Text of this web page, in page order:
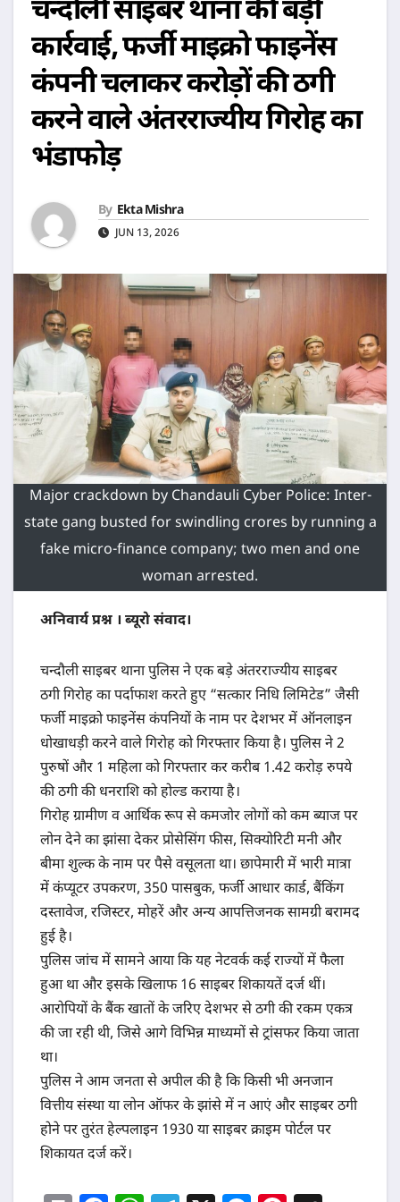
चन्दौली साइबर थाना की बड़ी
कार्रवाई, फर्जी माइक्रो फाइनेंस
कंपनी चलाकर करोड़ों की ठगी
करने वाले अंतरराज्यीय गिरोह का
भंडाफोड़
By Ekta Mishra
JUN 13, 2026
Major crackdown by Chandauli Cyber ​​Police: Inter-
state gang busted for swindling crores by running a
fake micro-finance company; two men and one
woman arrested.
अनिवार्य प्रश्न । ब्यूरो संवाद।
चन्दौली साइबर थाना पुलिस ने एक बड़े अंतरराज्यीय साइबर
ठगी गिरोह का पर्दाफाश करते हुए “सत्कार निधि लिमिटेड” जैसी
फर्जी माइक्रो फाइनेंस कंपनियों के नाम पर देशभर में ऑनलाइन
धोखाधड़ी करने वाले गिरोह को गिरफ्तार किया है। पुलिस ने 2
पुरुषों और 1 महिला को गिरफ्तार कर करीब 1.42 करोड़ रुपये
की ठगी की धनराशि को होल्ड कराया है।
गिरोह ग्रामीण व आर्थिक रूप से कमजोर लोगों को कम ब्याज पर
लोन देने का झांसा देकर प्रोसेसिंग फीस, सिक्योरिटी मनी और
बीमा शुल्क के नाम पर पैसे वसूलता था। छापेमारी में भारी मात्रा
में कंप्यूटर उपकरण, 350 पासबुक, फर्जी आधार कार्ड, बैंकिंग
दस्तावेज, रजिस्टर, मोहरें और अन्य आपत्तिजनक सामग्री बरामद
हुई है।
पुलिस जांच में सामने आया कि यह नेटवर्क कई राज्यों में फैला
हुआ था और इसके खिलाफ 16 साइबर शिकायतें दर्ज थीं।
आरोपियों के बैंक खातों के जरिए देशभर से ठगी की रकम एकत्र
की जा रही थी, जिसे आगे विभिन्न माध्यमों से ट्रांसफर किया जाता
था।
पुलिस ने आम जनता से अपील की है कि किसी भी अनजान
वित्तीय संस्था या लोन ऑफर के झांसे में न आएं और साइबर ठगी
होने पर तुरंत हेल्पलाइन 1930 या साइबर क्राइम पोर्टल पर
शिकायत दर्ज करें।